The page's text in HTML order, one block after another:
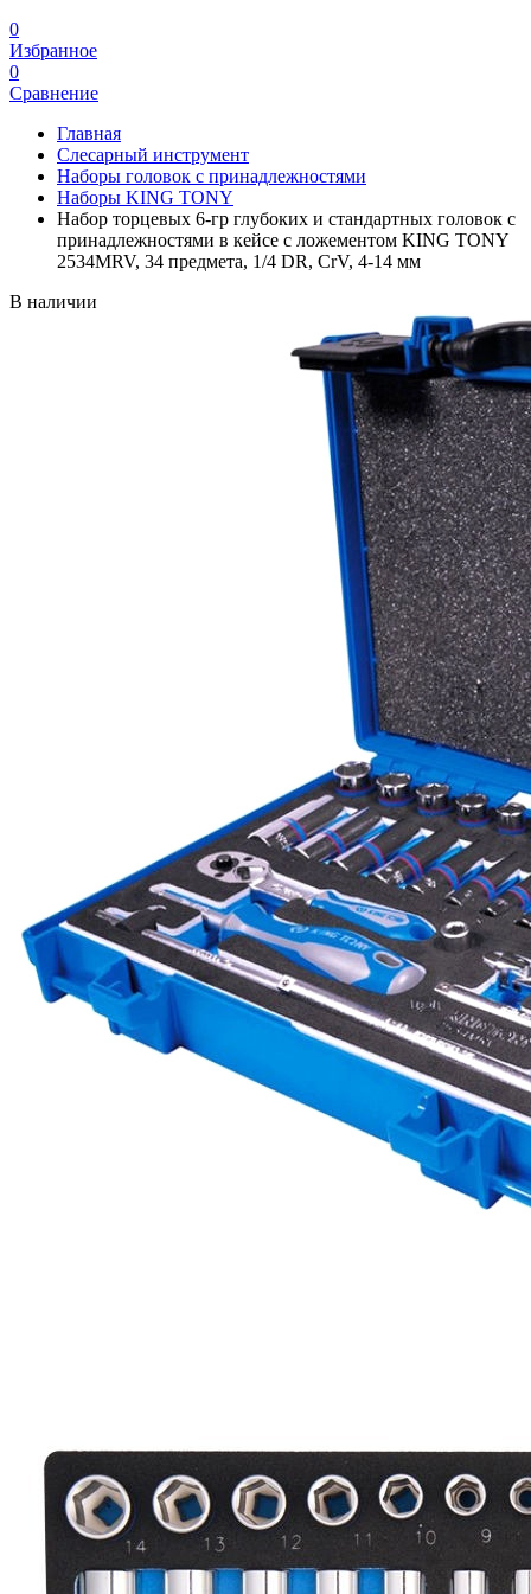
0
Избранное
0
Сравнение
Главная
Слесарный инструмент
Наборы головок с принадлежностями
Наборы KING TONY
Набор торцевых 6-гр глубоких и стандартных головок с
принадлежностями в кейсе с ложементом KING TONY
2534MRV, 34 предмета, 1/4 DR, CrV, 4-14 мм
В наличии